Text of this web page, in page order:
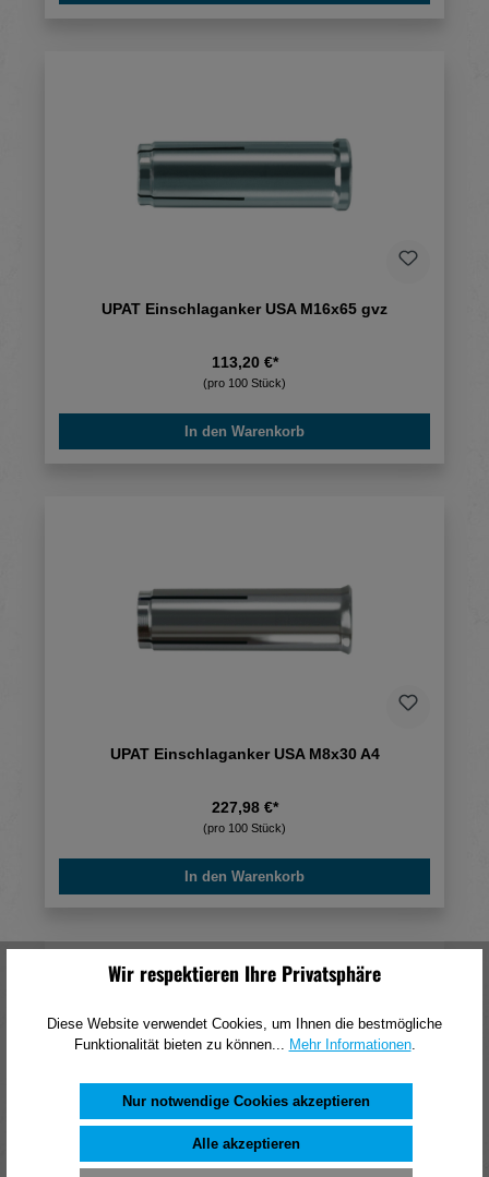
UPAT Einschlaganker USA M16x65 gvz
113,20 €*
(pro 100 Stück)
In den Warenkorb
UPAT Einschlaganker USA M8x30 A4
227,98 €*
(pro 100 Stück)
In den Warenkorb
Wir respektieren Ihre Privatsphäre
Diese Website verwendet Cookies, um Ihnen die bestmögliche
Funktionalität bieten zu können...
Mehr Informationen.
Nur notwendige Cookies akzeptieren
Alle akzeptieren